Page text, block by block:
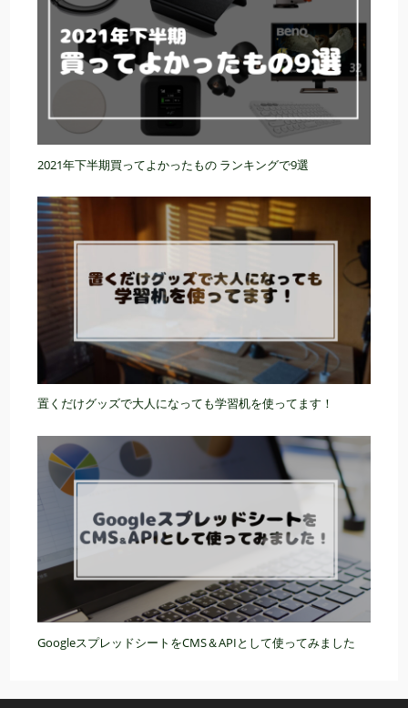
2021年下半期買ってよかったもの ランキングで9選
置くだけグッズで大人になっても学習机を使ってます！
GoogleスプレッドシートをCMS＆APIとして使ってみました